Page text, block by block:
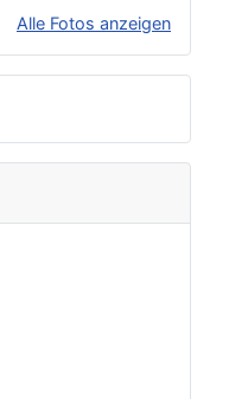
Alle Fotos anzeigen